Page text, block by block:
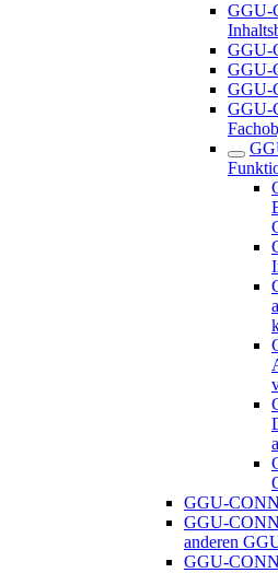
GGU-
GGU-
GGU-
GGU-
GGU-
GGU-
GGU-
anderen
GGU-